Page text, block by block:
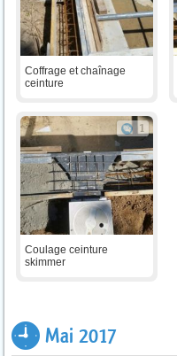
Coffrage et chaînage
ceinture
1
Coulage ceinture
skimmer
Mai 2017